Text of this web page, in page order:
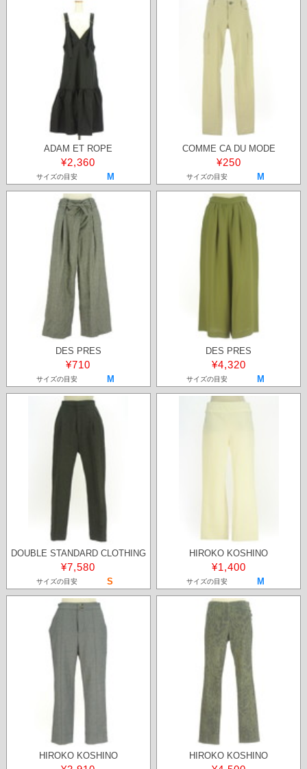
ADAM ET ROPE
¥2,360
サイズの目安 M
COMME CA DU MODE
¥250
サイズの目安 M
DES PRES
¥710
サイズの目安 M
DES PRES
¥4,320
サイズの目安 M
DOUBLE STANDARD CLOTHING
¥7,580
サイズの目安 S
HIROKO KOSHINO
¥1,400
サイズの目安 M
HIROKO KOSHINO HIROKO KOSHINO